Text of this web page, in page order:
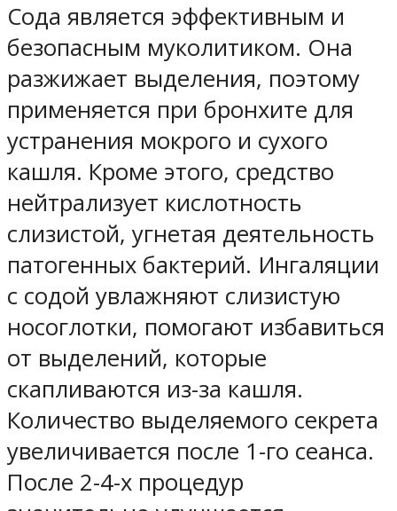
Сода является эффективным и
безопасным муколитиком. Она
разжижает выделения, поэтому
применяется при бронхите для
устранения мокрого и сухого
кашля. Кроме этого, средство
нейтрализует кислотность
слизистой, угнетая деятельность
патогенных бактерий. Ингаляции
с содой увлажняют слизистую
носоглотки, помогают избавиться
от выделений, которые
скапливаются из-за кашля.
Количество выделяемого секрета
увеличивается после 1-го сеанса.
После 2-4-х процедур